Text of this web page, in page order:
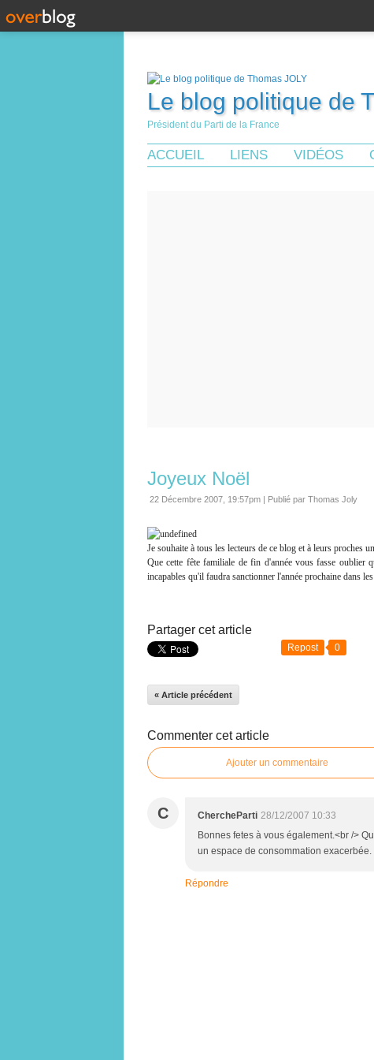
Le blog politique de
Président du Parti de la France
ACCUEIL LIENS VIDÉOS
Joyeux Noël
22 Décembre 2007, 19:57pm | Publié par Thomas Joly
Je souhaite à tous les lecteurs de ce blog et à leurs proches
Que cette fête familiale de fin d'année vous fasse oublier
incapables qu'il faudra sanctionner l'année prochaine dans
Partager cet article
Repost 0
« Article précédent
Commenter cet article
Ajouter un commentaire
C ChercheParti 28/12/2007 10:33
Bonnes fetes à vous également.<br />
un espace de consommation exacerbée.
Répondre